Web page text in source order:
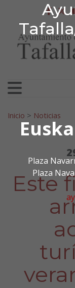
Plaza
Plaza
Ir al contenido
Search for:
Inicio > Noticias
Este